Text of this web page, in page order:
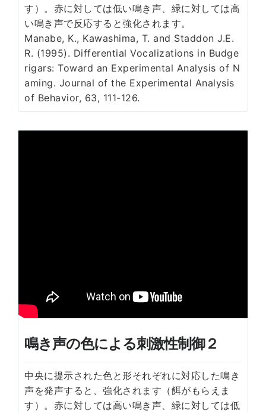
す）。赤に対しては低い鳴き声、緑に対しては高
い鳴き声で反応すると強化されます。
Manabe, K., Kawashima, T. and Staddon J.E.
R. (1995). Differential Vocalizations in Budge
rigars: Toward an Experimental Analysis of N
aming. Journal of the Experimental Analysis
of Behavior, 63, 111-126.
鳴き声の色による刺激性制御２
中央に提示された色と形それぞれに対応した鳴き
声を発声すると、強化されます（餌がもらえま
す）。赤に対しては高い鳴き声、緑に対しては低